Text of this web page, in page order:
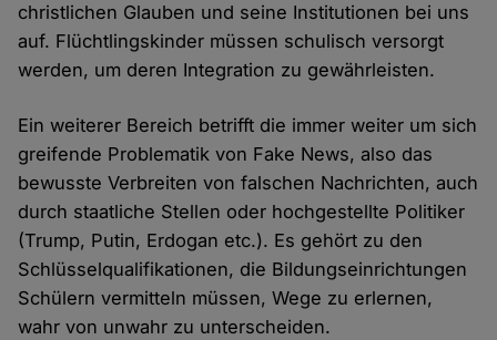
christlichen Glauben und seine Institutionen bei uns
auf. Flüchtlingskinder müssen schulisch versorgt
werden, um deren Integration zu gewährleisten.
Ein weiterer Bereich betrifft die immer weiter um sich
greifende Problematik von Fake News, also das
bewusste Verbreiten von falschen Nachrichten, auch
durch staatliche Stellen oder hochgestellte Politiker
(Trump, Putin, Erdogan etc.). Es gehört zu den
Schlüsselqualifikationen, die Bildungseinrichtungen
Schülern vermitteln müssen, Wege zu erlernen,
wahr von unwahr zu unterscheiden.